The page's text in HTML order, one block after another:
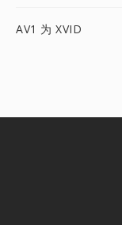
AV1 为 XVID